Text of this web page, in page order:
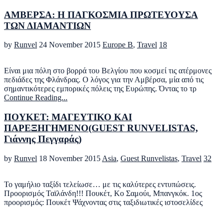
ΑΜΒΕΡΣΑ: Η ΠΑΓΚΟΣΜΙΑ ΠΡΩΤΕΥΟΥΣΑ
ΤΩΝ ΔΙΑΜΑΝΤΙΩΝ
by Runvel 24 November 2015 Europe B, Travel 18
Είναι μια πόλη στο βορρά του Βελγίου που κοσμεί τις ατέρμονες
πεδιάδες της Φλάνδρας. Ο λόγος για την Αμβέρσα, μία από τις
σημαντικότερες εμπορικές πόλεις της Ευρώπης. Όντας το τρ
Continue Reading...
ΠΟΥΚΕΤ: ΜΑΓΕΥΤΙΚΟ ΚΑΙ
ΠΑΡΕΞΗΓΗΜΕΝΟ(GUEST RUNVELISTAS,
Γιάννης Πεγγαράς)
by Runvel 18 November 2015 Asia, Guest Runvelistas, Travel 32
To γαμήλιο ταξίδι τελείωσε… με τις καλύτερες εντυπώσεις.
Προορισμός Ταϊλάνδη!!! Πουκέτ, Κο Σαμούι, Μπανγκόκ. 1ος
προορισμός: Πουκέτ Ψάχνοντας στις ταξιδιωτικές ιστοσελίδες